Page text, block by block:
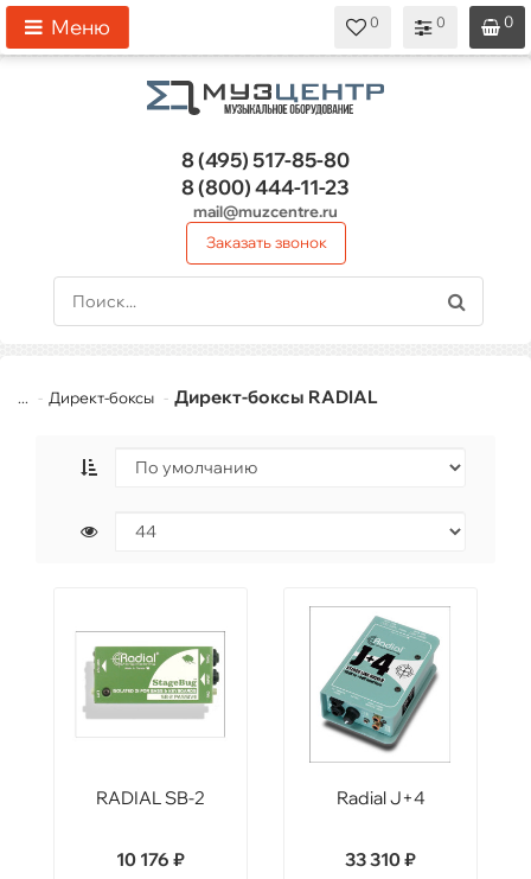
0
0
0
Меню
8 (495)517-85-80
8 (800)444-11-23
mail@muzcentre.ru
Заказать звонок
... Директ-боксы Директ-боксы RADIAL
RADIAL SB-2
10 176 ₽
Radial J+4
33 310 ₽